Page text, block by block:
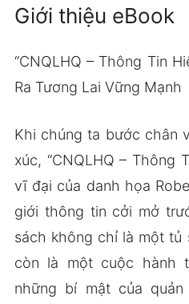
Giới thiệu eBook
“CNQLHQ – Thông Tin
Ra Tương Lai Vững Mạnh
Khi chúng ta bước chân
xúc, “CNQLHQ – Thông
vĩ đại của danh họa
giới thông tin cởi mở
sách không chỉ là một tủ
còn là một cuộc hành
những bí mật của